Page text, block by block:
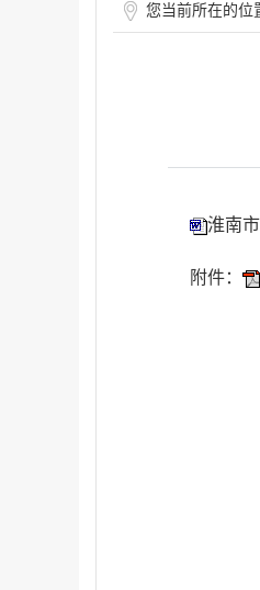
您当前所在的位
淮南
附件：